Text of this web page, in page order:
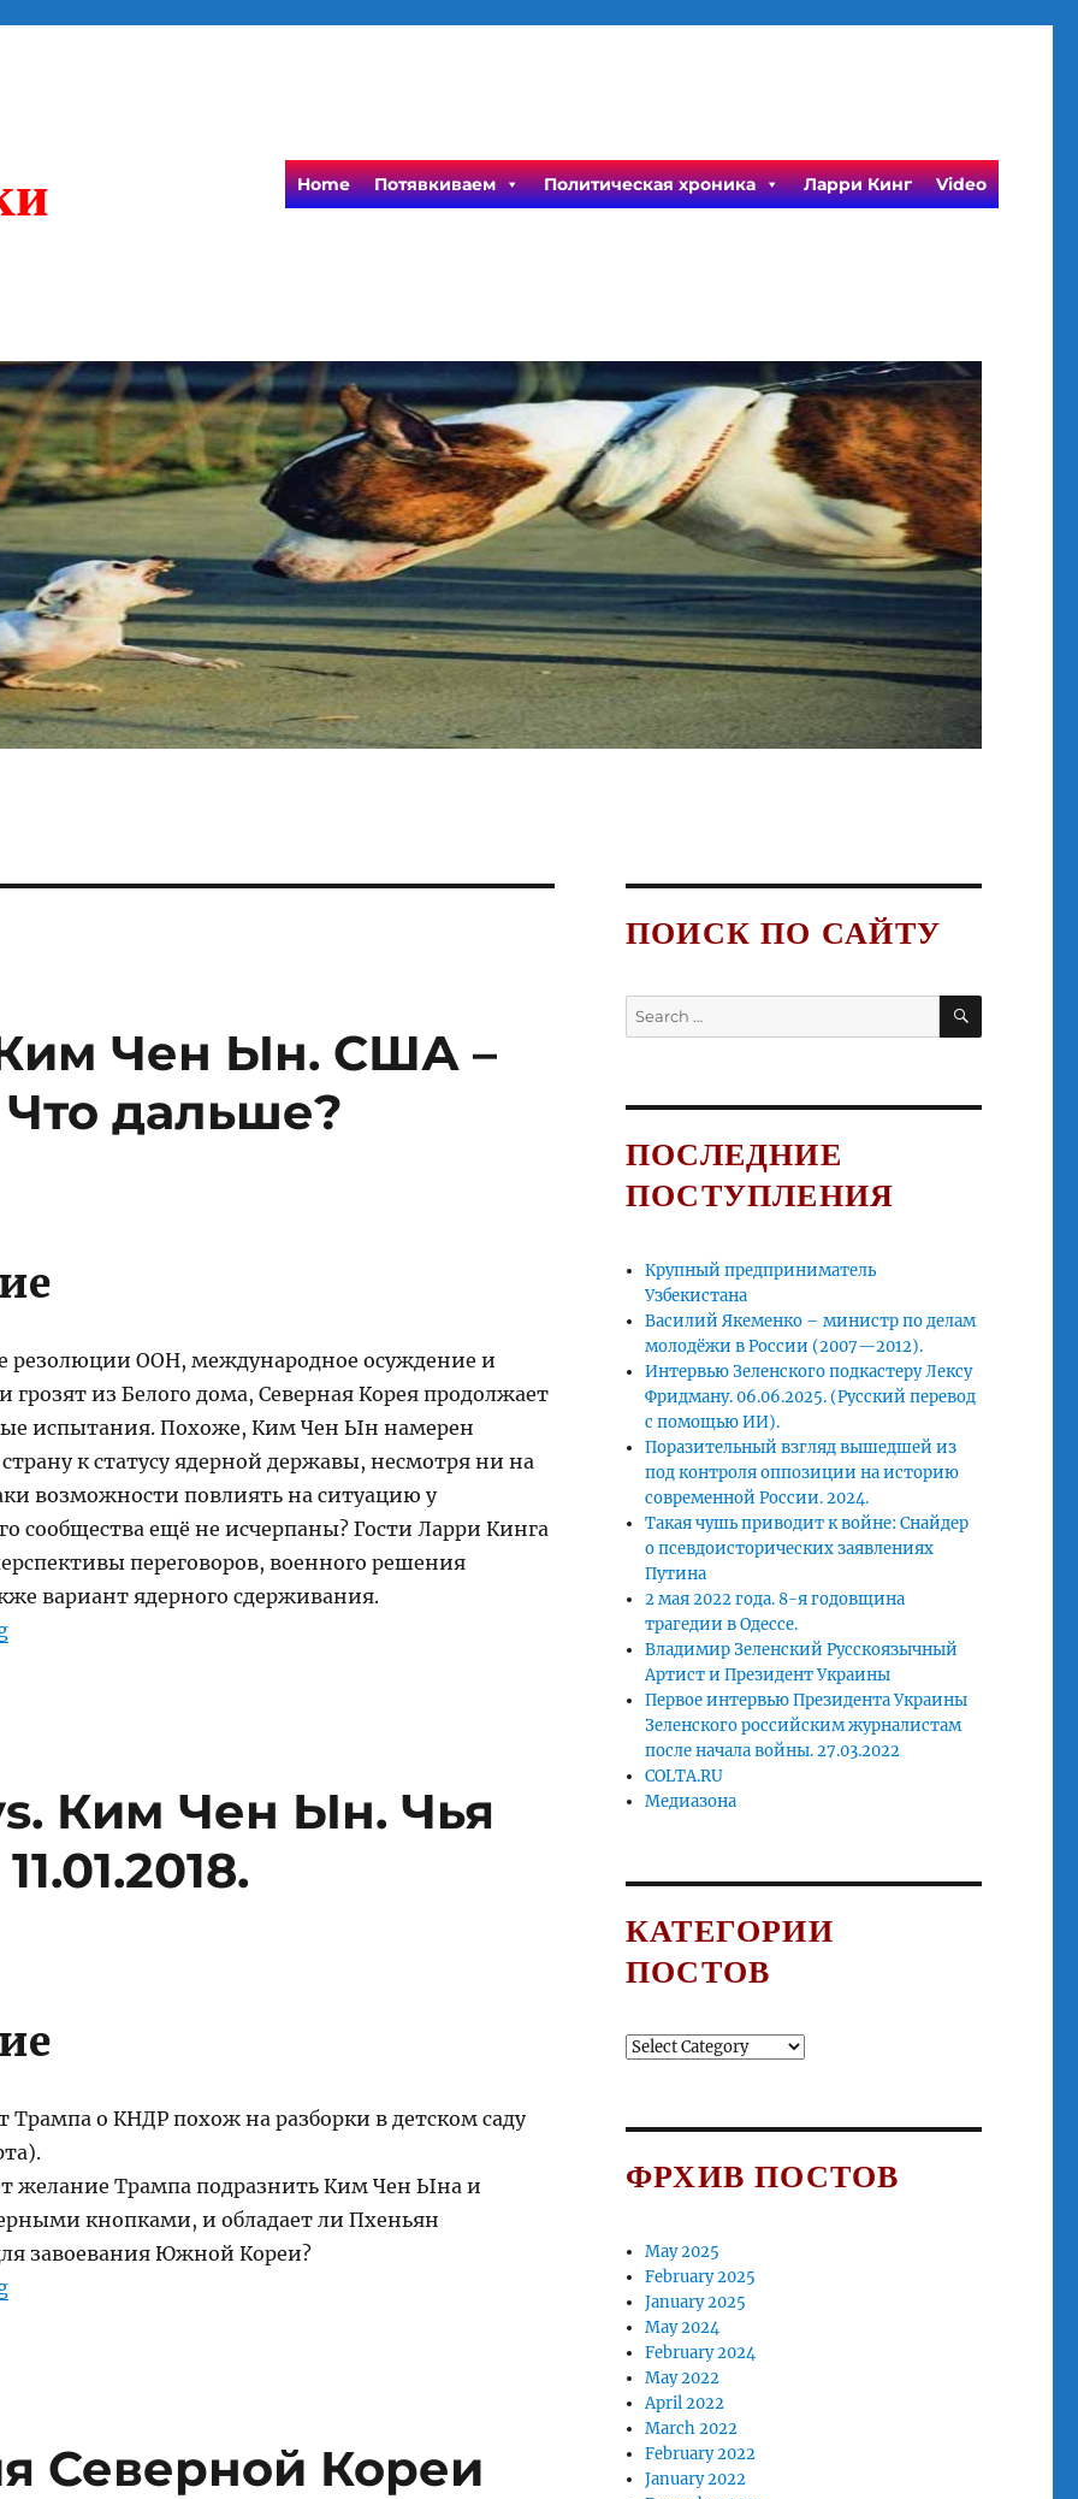
Home Потявкиваем Политическая хроника Ларри Кинг Video
Чен Ын. США –
дальше?
резолюции ООН, международное осуждение и
из Белого дома, Северная Корея продолжает
испытания. Похоже, Ким Чен Ын намерен
к статусу ядерной державы, несмотря ни на
возможности повлиять на ситуацию у
сообщества ещё не исчерпаны? Гости Ларри Кинга
переговоров, военного решения
вариант ядерного сдерживания.
“Дональд Трамп. Ким Чен Ын. США – Северная Корея. Что дальше?”
Ким Чен Ын. Чья
Трампа о КНДР похож на разборки в детском саду
желание Трампа подразнить Ким Чен Ына и
кнопками, и обладает ли Пхеньян
завоевания Южной Кореи?
“Дональд Трамп vs. Ким Чен Ын. Чья Кнопка Больше? 11.01.2018.”
Северной Кореи
ПОИСК ПО САЙТУ
Search
for:
SEARCH
ПОСЛЕДНИЕ
ПОСТУПЛЕНИЯ
Крупный предприниматель
Узбекистана
Василий Якеменко – министр по делам
молодёжи в России (2007—2012).
Интервью Зеленского подкастеру Лексу
Фридману. 06.06.2025. (Русский перевод
с помощью ИИ).
Поразительный взгляд вышедшей из
под контроля оппозиции на историю
современной России. 2024.
Такая чушь приводит к войне: Снайдер
о псевдоисторических заявлениях
Путина
2 мая 2022 года. 8-я годовщина
трагедии в Одессе.
Владимир Зеленский Русскоязычный
Артист и Президент Украины
Первое интервью Президента Украины
Зеленского российским журналистам
после начала войны. 27.03.2022
COLTA.RU
Медиазона
КАТЕГОРИИ
ПОСТОВ
Категории
ФРХИВ ПОСТОВ
May 2025
February 2025
January 2025
May 2024
February 2024
May 2022
April 2022
March 2022
February 2022
January 2022